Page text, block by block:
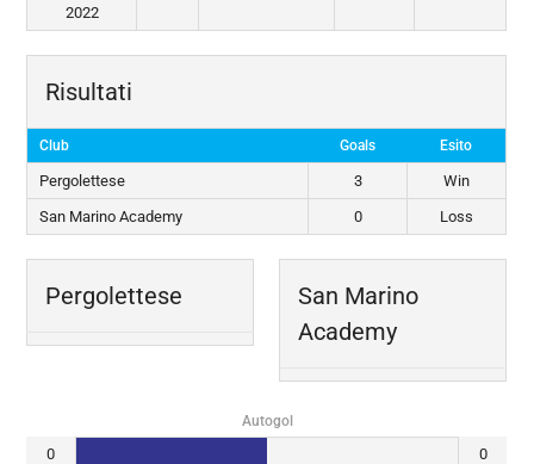
2022
Risultati
Club Goals Esito
Pergolettese 3
Win
San Marino Academy
0 Loss
Pergolettese
San Marino
Academy
Autogol
0 0